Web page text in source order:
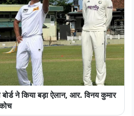
ने किया बड़ा ऐलान, आर. विनय कुमार